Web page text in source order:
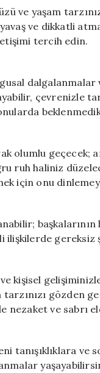
ve yaşam
yavaş ve dikkatli
tercih edin.
çevrenizle
olumlu geçecek;
ruh haliniz
için onu
ilişkilerde gereksiz
kişisel
gözden
nezaket ve sabrı
tanışıklıklara